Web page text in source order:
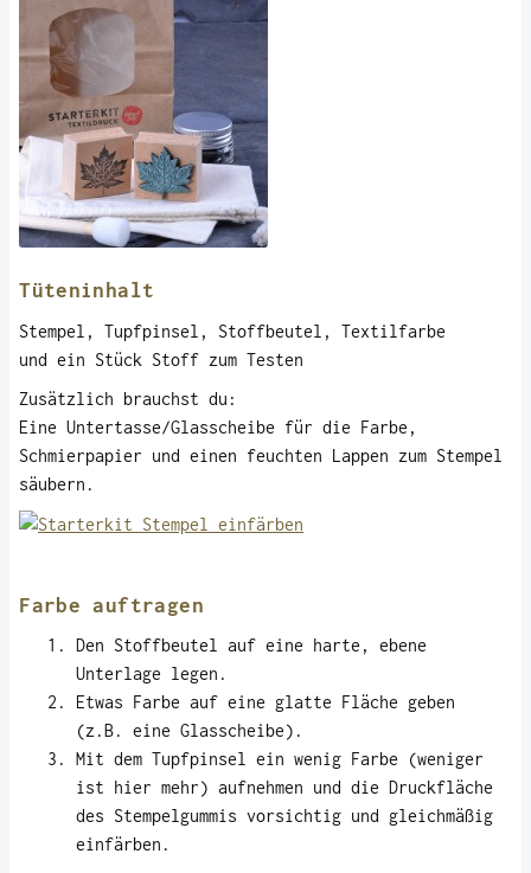
Tüteninhalt
Stempel, Tupfpinsel, Stoffbeutel, Textilfarbe
und ein Stück Stoff zum Testen
Zusätzlich brauchst du:
Eine Untertasse/Glasscheibe für die Farbe,
Schmierpapier und einen feuchten Lappen zum Stempel
säubern.
Farbe auftragen
Den Stoffbeutel auf eine harte, ebene
Unterlage legen.
Etwas Farbe auf eine glatte Fläche geben
(z.B. eine Glasscheibe).
Mit dem Tupfpinsel ein wenig Farbe (weniger
ist hier mehr) aufnehmen und die Druckfläche
des Stempelgummis vorsichtig und gleichmäßig
einfärben.